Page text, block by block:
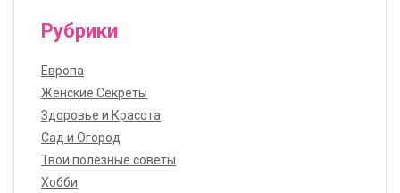
Рубрики
Европа
Женские Секреты
Здоровье и Красота
Сад и Огород
Твои полезные советы
Хобби